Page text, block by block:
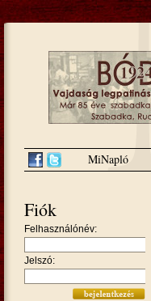
MiNapló
Fiók
Felhasználónév:
Jelszó: